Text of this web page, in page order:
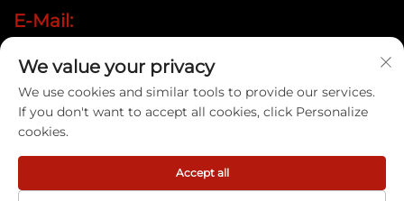
E-Mail:
Urheberrecht © 2025 Ruian Xinye Packaging Machine
We value your privacy
We use cookies and similar tools to provide our services.
If you don't want to accept all cookies, click Personalize
cookies.
Accept all